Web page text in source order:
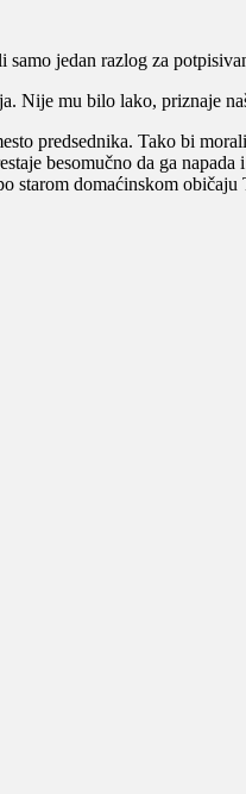
jedan razlog za
Nije mu bilo lako, priznaje
predsednika. Tako bi
besomučno da ga
starom domaćinskom običaju